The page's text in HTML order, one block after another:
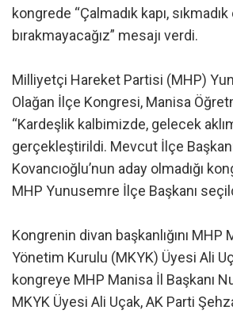
kongrede “Çalmadık kapı, sıkmadık
bırakmayacağız” mesajı verdi.
Milliyetçi Hareket Partisi (MHP)
Olağan İlçe Kongresi, Manisa
“Kardeşlik kalbimizde, gelecek
gerçekleştirildi. Mevcut İlçe
Kovancıoğlu’nun aday olmadığı
MHP Yunusemre İlçe Başkanı
Kongrenin divan başkanlığını MHP
Yönetim Kurulu (MKYK) Üyesi Ali
kongreye MHP Manisa İl Başkanı
MKYK Üyesi Ali Uçak, AK Parti